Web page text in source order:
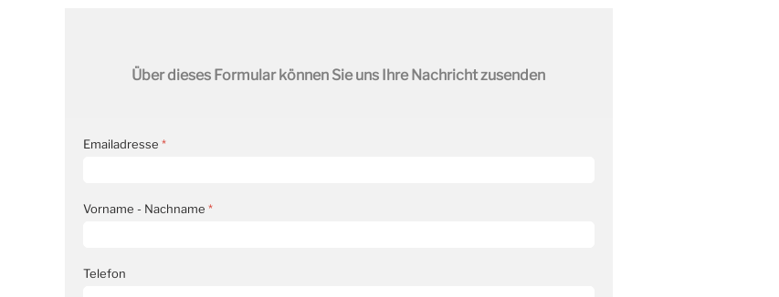
Über dieses Formular können Sie uns Ihre Nachricht zusenden
Emailadresse *
Vorname - Nachname *
Telefon